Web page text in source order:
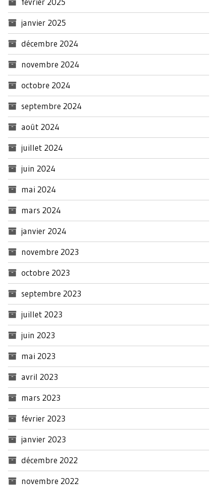
janvier 2025
décembre 2024
novembre 2024
octobre 2024
septembre 2024
août 2024
juillet 2024
juin 2024
mai 2024
mars 2024
janvier 2024
novembre 2023
octobre 2023
septembre 2023
juillet 2023
juin 2023
mai 2023
avril 2023
mars 2023
février 2023
janvier 2023
décembre 2022
novembre 2022